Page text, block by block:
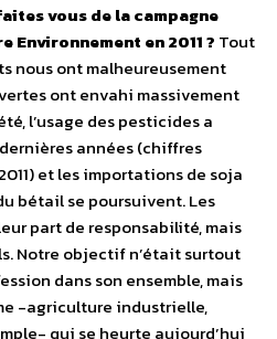
vous de la campagne
Environnement en 2011 ? Tout
nous ont malheureusement
ont envahi massivement
l’usage des pesticides a
années (chiffres
et les importations de soja
bétail se poursuivent. Les
part de responsabilité, mais
Notre objectif n’était surtout
dans son ensemble, mais
-agriculture industrielle,
qui se heurte aujourd’hui